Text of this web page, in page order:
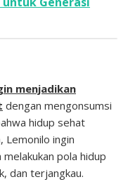
menjadikan
dengan mengonsumsi
hidup sehat
Lemonilo ingin
pola hidup
dan terjangkau.